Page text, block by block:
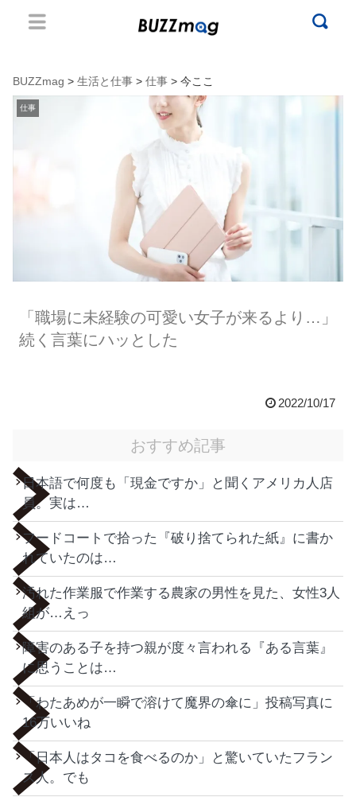
BUZZmag > 生活と仕事 > 仕事 > 今ここ
仕事
「職場に未経験の可愛い女子が来るより…」
続く言葉にハッとした
2022/10/17
おすすめ記事
日本語で何度も「現金ですか」と聞くアメリカ人店
員。実は…
フードコートで拾った『破り捨てられた紙』に書か
れていたのは…
汚れた作業服で作業する農家の男性を見た、女性3人
組が…えっ
障害のある子を持つ親が度々言われる『ある言葉』
に思うことは…
「わたあめが一瞬で溶けて魔界の傘に」投稿写真に
16万いいね
「日本人はタコを食べるのか」と驚いていたフラン
ス人。でも